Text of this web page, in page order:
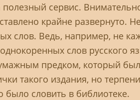
полезный сервис.
крайне развернуто.
слов. Ведь, например, не
слов русского
предком, который
такого издания, но
было словить в библиотеке.